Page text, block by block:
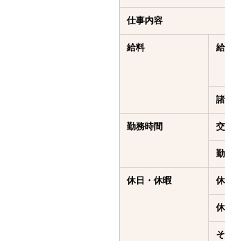
仕事内容
給料
勤務時間
休日・休暇